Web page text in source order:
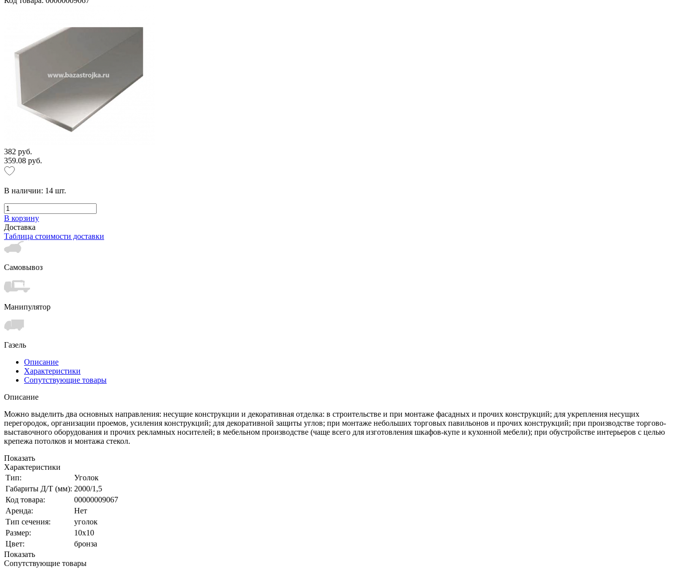
382 руб.
359.08 руб.
В наличии: 14 шт.
В корзину
Доставка
Таблица стоимости доставки
Самовывоз
Манипулятор
Газель
Описание
Характеристики
Сопутствующие товары
Описание
Можно выделить два основных направления: несущие конструкции и декоративная отделка: в строительстве и при монтаже фасадных и прочих конструкций; для укрепления несущих
перегородок, организации проемов, усиления конструкций; для декоративной защиты углов; при монтаже небольших торговых павильонов и прочих конструкций; при производстве торгово-
выставочного оборудования и прочих рекламных носителей; в мебельном производстве (чаще всего для изготовления шкафов-купе и кухонной мебели); при обустройстве интерьеров с целью
крепежа потолков и монтажа стекол.
Показать
Характеристики
Тип:
Уголок
Габариты Д/Т (мм): 2000/1,5
Код товара:
00000009067
Аренда:
Нет
Тип сечения:
уголок
Размер:
10х10
Цвет:
бронза
Показать
Сопутствующие товары